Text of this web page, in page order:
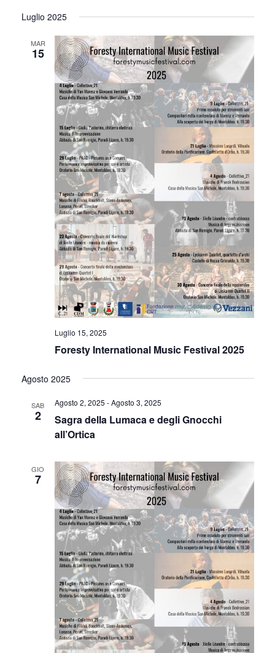
S
T
E
N
A
V
I
G
A
Z
I
O
N
E
Luglio 2025
MAR
15
Luglio 15, 2025
Foresty International Music Festival 2025
Agosto 2025
SAB
2
Agosto 2, 2025 -Agosto 3, 2025
Sagra della Lumaca e degli Gnocchi
all’Ortica
GIO
7